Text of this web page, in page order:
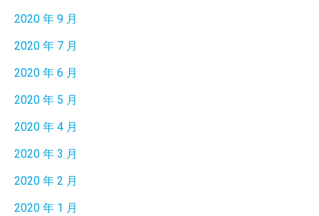
2020 年 9 月
2020 年 7 月
2020 年 6 月
2020 年 5 月
2020 年 4 月
2020 年 3 月
2020 年 2 月
2020 年 1 月